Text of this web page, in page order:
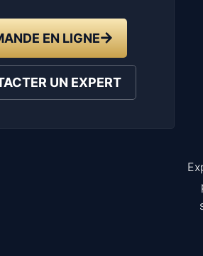
EN LIGNE
UN EXPERT